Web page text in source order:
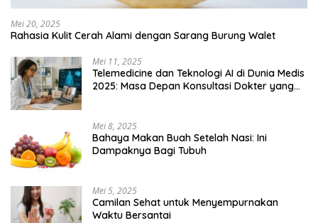
Mei 20, 2025
Rahasia Kulit Cerah Alami dengan Sarang Burung Walet
Mei 11, 2025
Telemedicine dan Teknologi AI di Dunia Medis
2025: Masa Depan Konsultasi Dokter yang
Mei 8, 2025
Bahaya Makan Buah Setelah Nasi: Ini
Dampaknya Bagi Tubuh
Mei 5, 2025
Camilan Sehat untuk Menyempurnakan
Waktu Bersantai